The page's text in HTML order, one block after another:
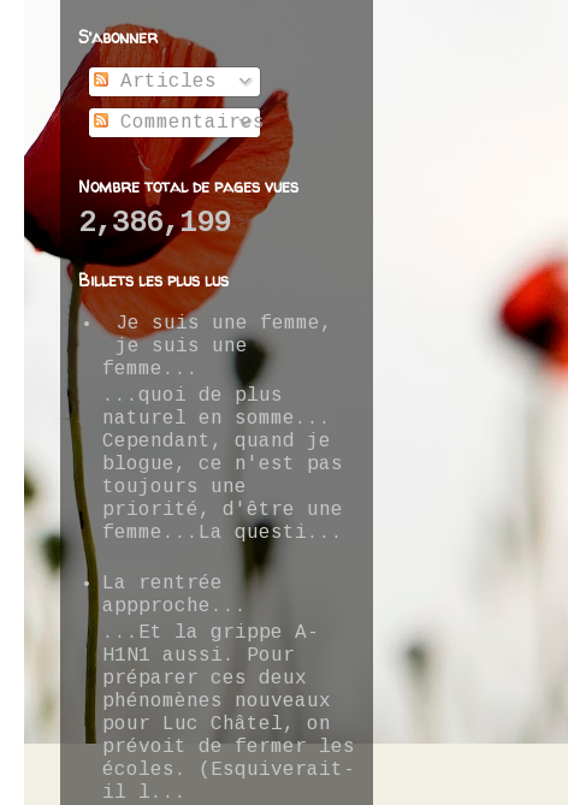
S’abonner
Articles
Commentaires
Nombre total de pages vues
2,386,199
Billets les plus lus
Je suis une femme,
je suis une
femme...
...quoi de plus
naturel en somme...
Cependant, quand je
blogue, ce n'est pas
toujours une
priorité, d'être une
femme...La questi...
La rentrée
appproche...
...Et la grippe A-
H1N1 aussi. Pour
préparer ces deux
phénomènes nouveaux
pour Luc Châtel, on
prévoit de fermer les
écoles. (Esquiverait-
il l...